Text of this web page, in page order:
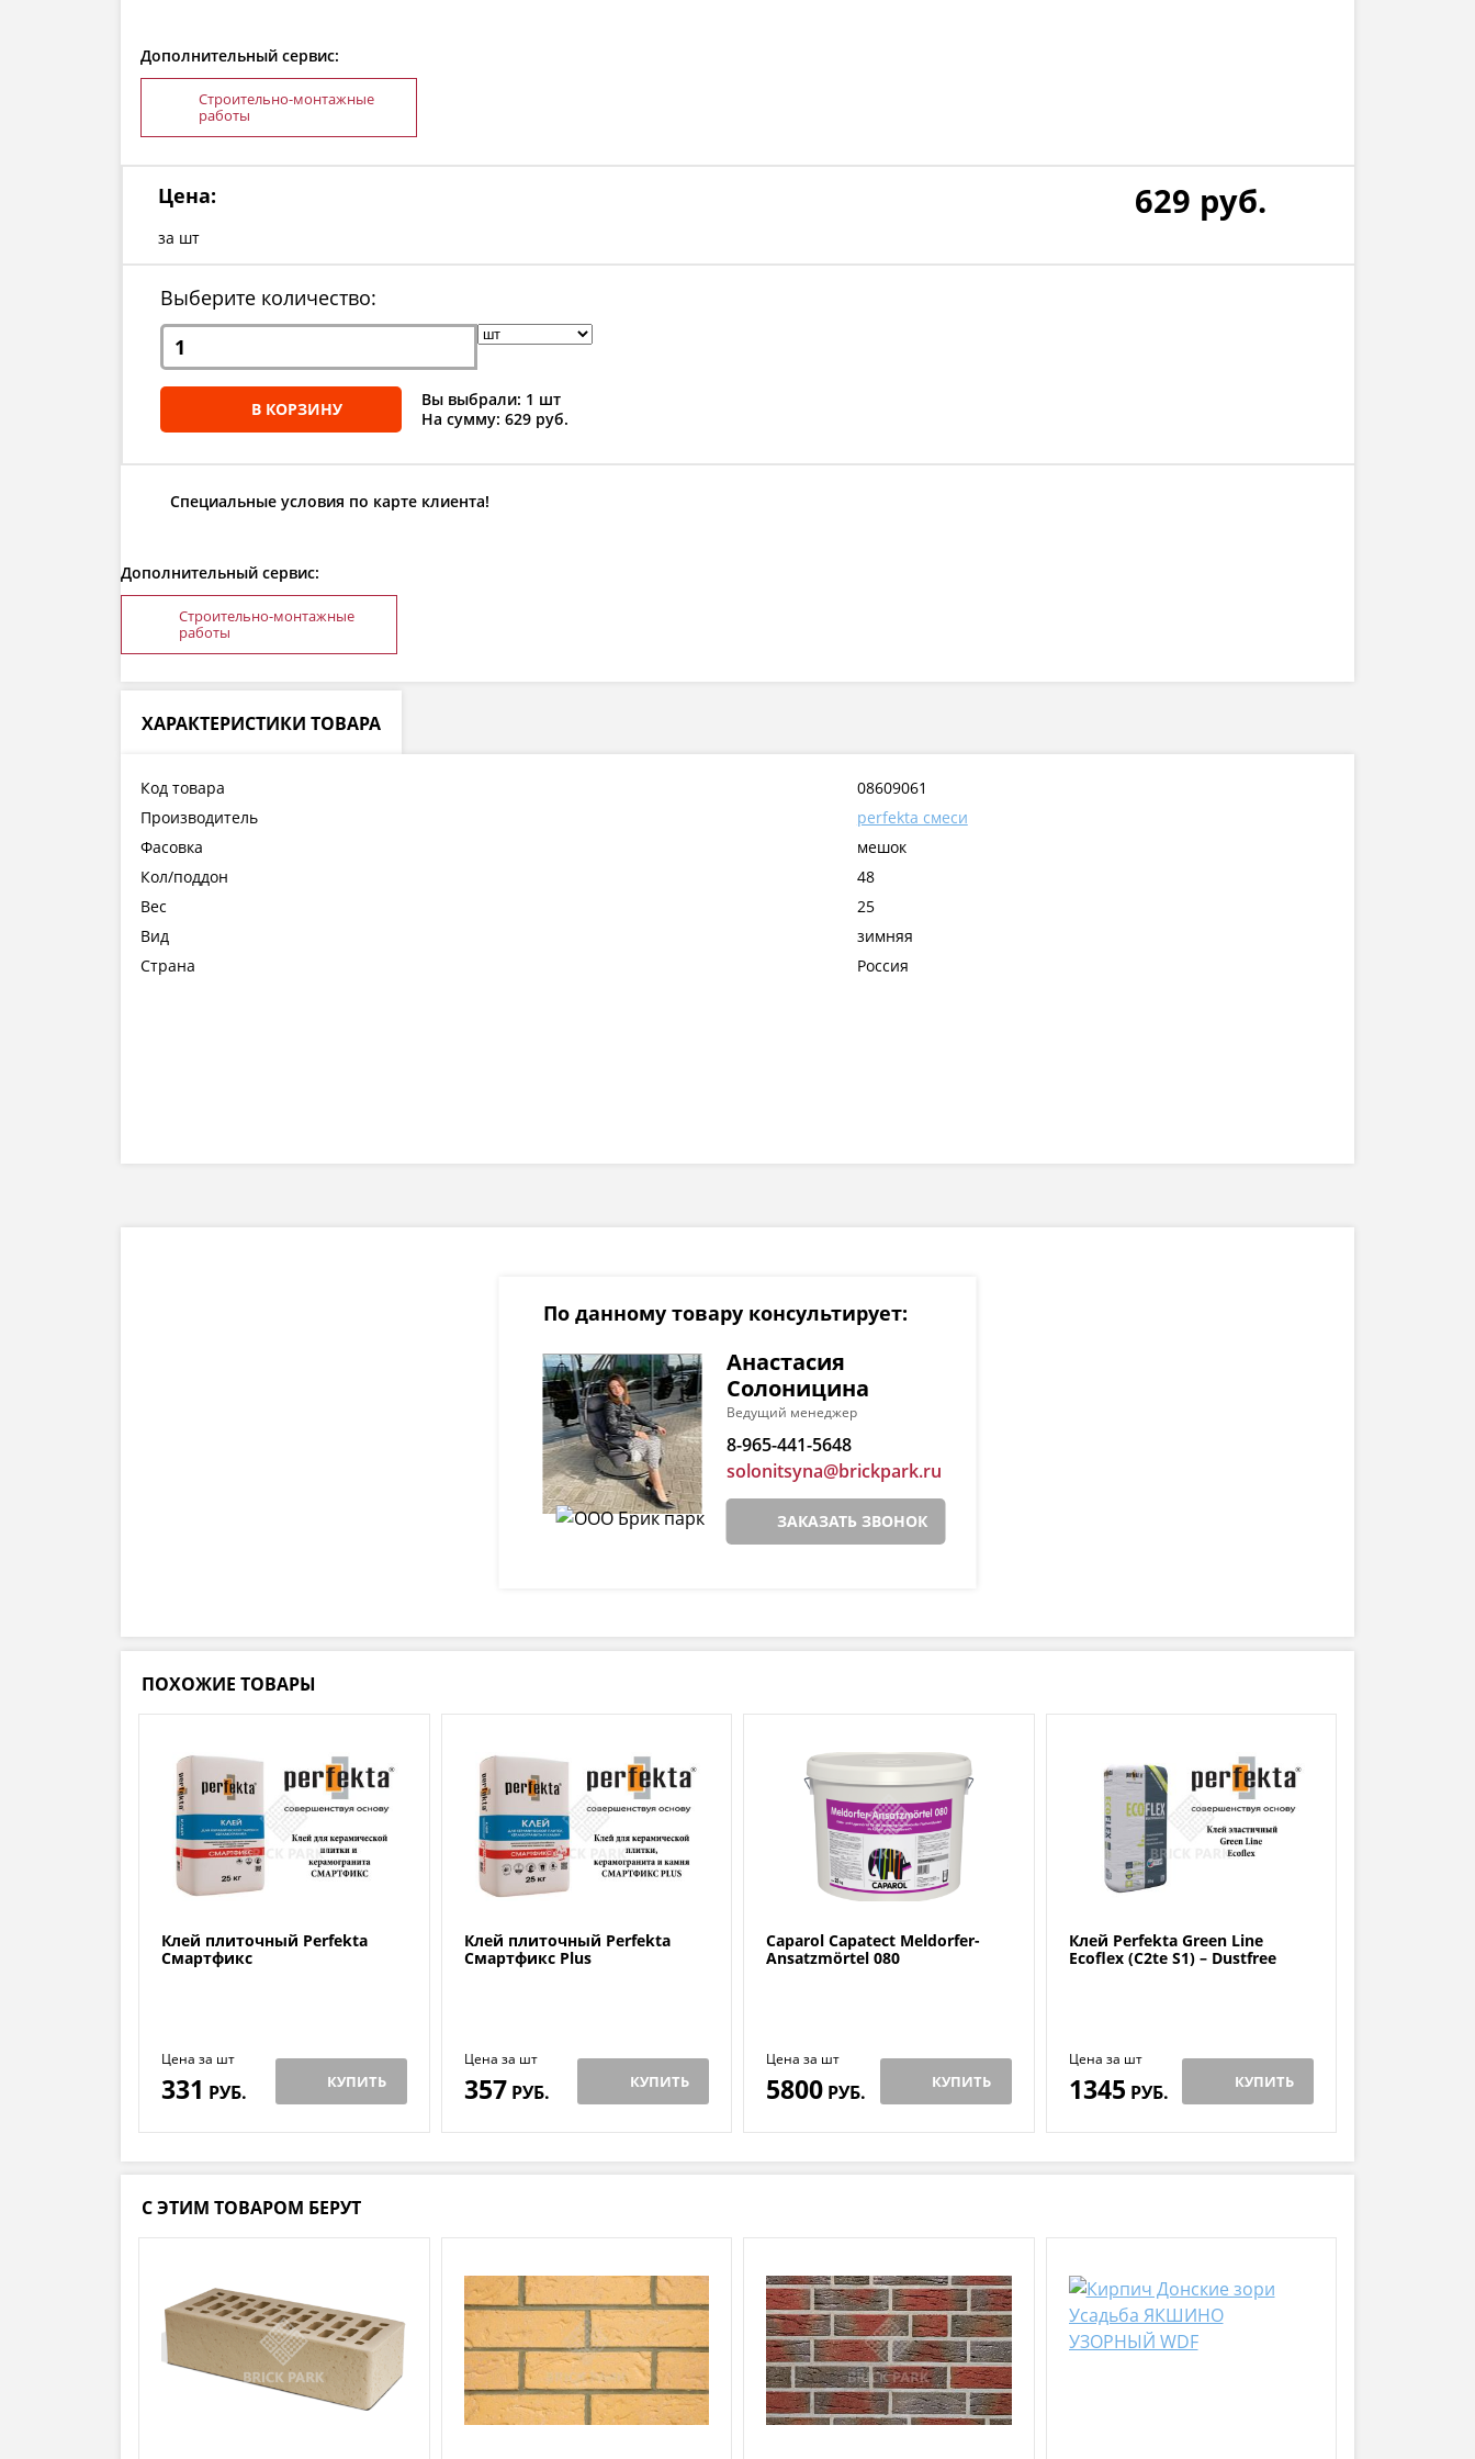
Дополнительный сервис:
Строительно-монтажные
работы
Цена:
за шт
629 руб.
Выберите количество:
В КОРЗИНУ
Вы выбрали: 1 шт
На сумму: 629 руб.
Специальные условия по карте клиента!
Дополнительный сервис:
Строительно-монтажные
работы
ХАРАКТЕРИСТИКИ ТОВАРА
Код товара
08609061
Производитель
perfekta смеси
Фасовка
мешок
Кол/поддон
48
Вес
25
Вид
зимняя
Страна
Россия
По данному товару консультирует:
Анастасия
Солоницина
Ведущий менеджер
8-965-441-5648
solonitsyna@brickpark.ru
ЗАКАЗАТЬ ЗВОНОК
ПОХОЖИЕ ТОВАРЫ
Клей плиточный Perfekta
Смартфикс
Цена за шт
331 РУБ. КУПИТЬ
Клей плиточный Perfekta
Смартфикс Plus
Цена за шт
357 РУБ. КУПИТЬ
Caparol Capatect Meldorfer-
Ansatzmörtel 080
Цена за шт
5800 РУБ. КУПИТЬ
Клей Perfekta Green Line
Ecoflex (C2te S1) – Dustfree
Цена за шт
1345 РУБ. КУПИТЬ
С ЭТИМ ТОВАРОМ БЕРУТ